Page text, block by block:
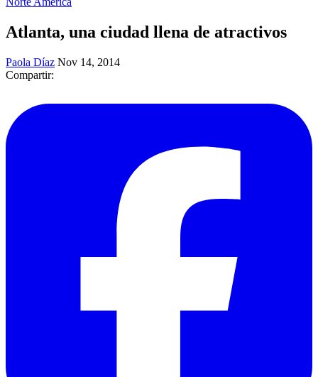
Atlanta, una ciudad llena de atractivos
Paola Díaz Nov 14, 2014
Compartir: